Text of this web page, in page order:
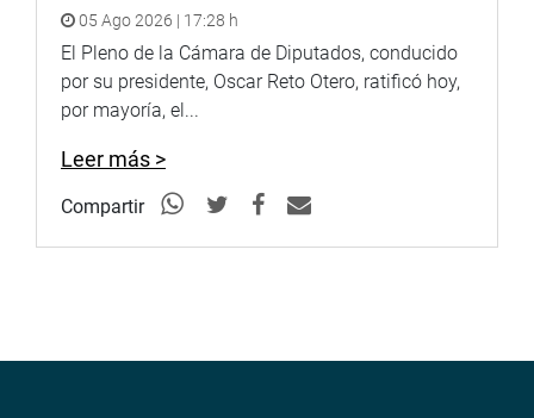
05 Ago 2026 | 17:28 h
El Pleno de la Cámara de Diputados, conducido
por su presidente, Oscar Reto Otero, ratificó hoy,
por mayoría, el...
Leer más >
Compartir